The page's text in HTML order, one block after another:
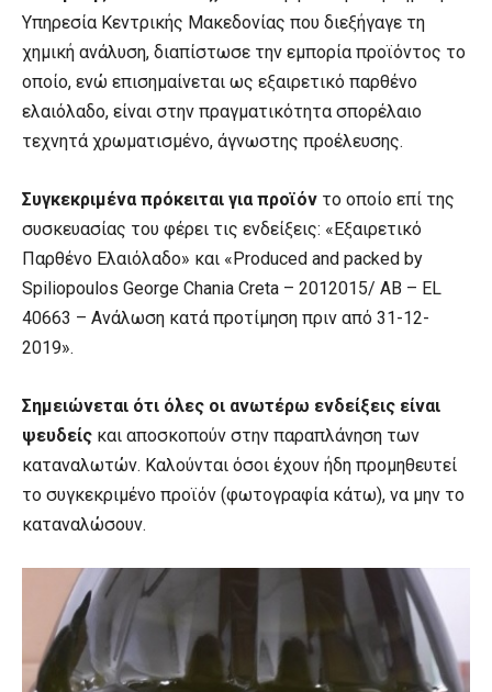
Υπηρεσία Κεντρικής Μακεδονίας που διεξήγαγε τη
χημική ανάλυση, διαπίστωσε την εμπορία προϊόντος το
οποίο, ενώ επισημαίνεται ως εξαιρετικό παρθένο
ελαιόλαδο, είναι στην πραγματικότητα σπορέλαιο
τεχνητά χρωματισμένο, άγνωστης προέλευσης.
Συγκεκριμένα πρόκειται για προϊόν το οποίο επί της
συσκευασίας του φέρει τις ενδείξεις: «Εξαιρετικό
Παρθένο Ελαιόλαδο» και «Produced and packed by
Spiliopoulos George Chania Creta – 2012015/ AB – EL
40663 – Ανάλωση κατά προτίμηση πριν από 31-12-
2019».
Σημειώνεται ότι όλες οι ανωτέρω ενδείξεις είναι
ψευδείς και αποσκοπούν στην παραπλάνηση των
καταναλωτών. Καλούνται όσοι έχουν ήδη προμηθευτεί
το συγκεκριμένο προϊόν (φωτογραφία κάτω), να μην το
καταναλώσουν.